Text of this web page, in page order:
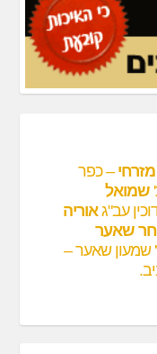
– כפר
שמואל
עב"גאוריה
שאער
שמעון שאער –